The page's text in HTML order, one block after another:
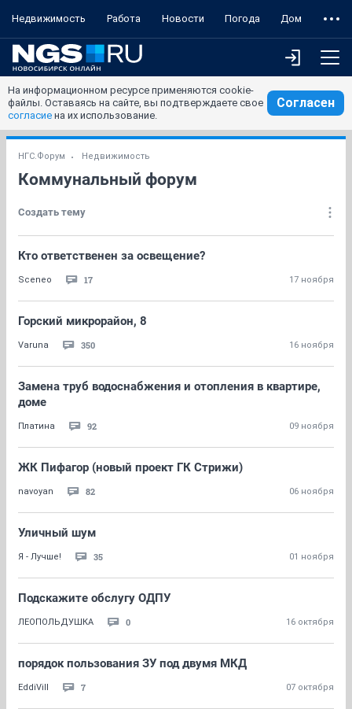
Недвижимость Работа Новости Погода Дом
На информационном ресурсе применяются cookie-
файлы. Оставаясь на сайте, вы подтверждаете свое
согласие на их использование.
Согласен
НГС.Форум Недвижимость
Коммунальный форум
Создать тему
Кто ответственен за освещение?
Sceneo 17 17 ноября
Горский микрорайон, 8
Varuna 350 16 ноября
Замена труб водоснабжения и отопления в квартире,
доме
Платина 92 09 ноября
ЖК Пифагор (новый проект ГК Стрижи)
navoyan 82 06 ноября
Уличный шум
Я - Лучше! 35 01 ноября
Подскажите обслугу ОДПУ
ЛЕОПОЛЬДУШКА 0 16 октября
порядок пользования ЗУ под двумя МКД
EddiVill 7 07 октября